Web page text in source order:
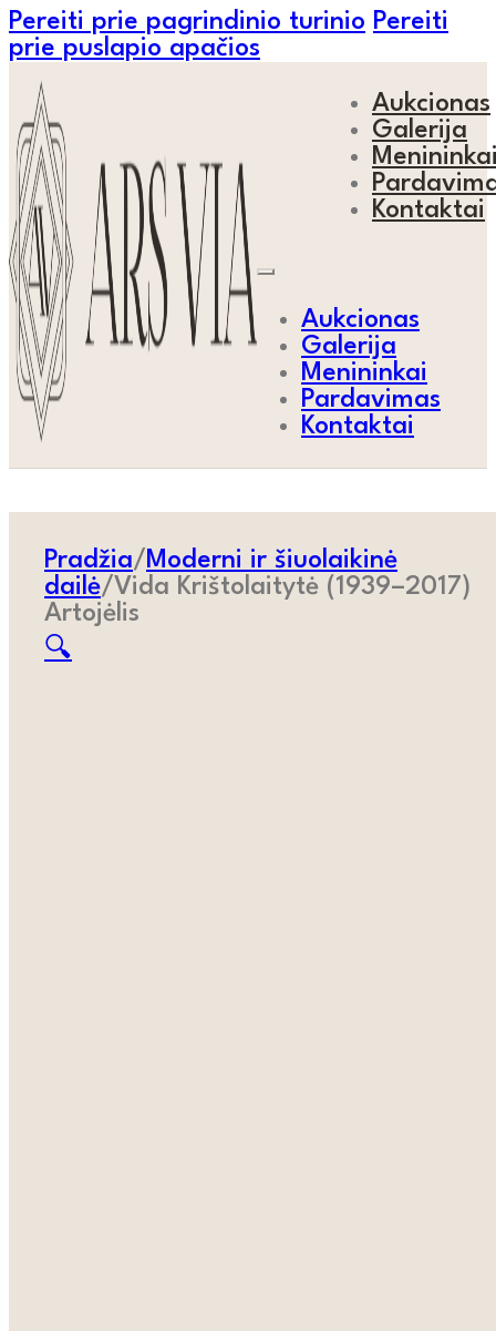
Pereiti prie pagrindinio turinio Pereiti
prie puslapio apačios
Aukcionas
Galerija
Kontaktai
Aukcionas
Galerija
Menininkai
Pardavimas
Kontaktai
Pradžia/ Moderni ir šiuolaikinė
dailė/Vida Krištolaitytė (1939–2017)
Artojėlis
🔍